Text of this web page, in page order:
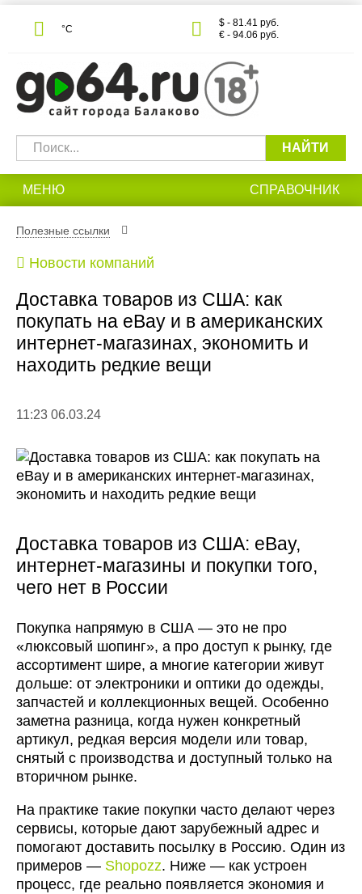
°С
$ - 81.41 руб.
€ - 94.06 руб.
НАЙТИ
МЕНЮ СПРАВОЧНИК
Полезные ссылки
Новости компаний
Доставка товаров из США: как
покупать на eBay и в американских
интернет-магазинах, экономить и
находить редкие вещи
11:23 06.03.24
Доставка товаров из США: eBay,
интернет-магазины и покупки того,
чего нет в России
Покупка напрямую в США — это не про
«люксовый шопинг», а про доступ к рынку, где
ассортимент шире, а многие категории живут
дольше: от электроники и оптики до одежды,
запчастей и коллекционных вещей. Особенно
заметна разница, когда нужен конкретный
артикул, редкая версия модели или товар,
снятый с производства и доступный только на
вторичном рынке.
На практике такие покупки часто делают через
сервисы, которые дают зарубежный адрес и
помогают доставить посылку в Россию. Один из
примеров — Shopozz. Ниже — как устроен
процесс, где реально появляется экономия и